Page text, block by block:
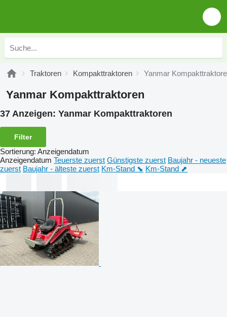
Traktoren Kompakttraktoren Yanmar
Yanmar Kompakttraktoren
37 Anzeigen: Yanmar Kompakttraktoren
Filter
Sortierung: Anzeigendatum
Anzeigendatum Teuerste zuerst Günstigste zuerst Baujahr - neueste
zuerst Baujahr - älteste zuerst Km-Stand ⬊ Km-Stand ⬈